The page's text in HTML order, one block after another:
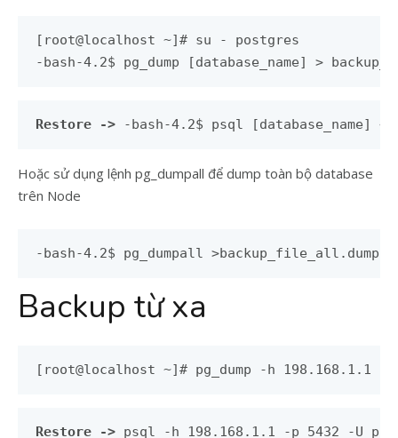
[root@localhost ~]# su - postgres
-bash-4.2$ pg_dump [database_name] >
Restore -> -bash-4.2$ psql [database_name] <
Hoặc sử dụng lệnh pg_dumpall để dump toàn bộ database
trên Node
-bash-4.2$ pg_dumpall >backup_file_all.dump
Backup từ xa
[root@localhost ~]# pg_dump -h 198.168.1.1 -
Restore -> psql -h 198.168.1.1 -p 5432 -U